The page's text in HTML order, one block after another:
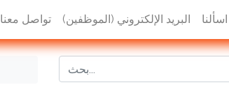
تواصل معنا البريد الإلكتروني (الموظفين) اسألنا